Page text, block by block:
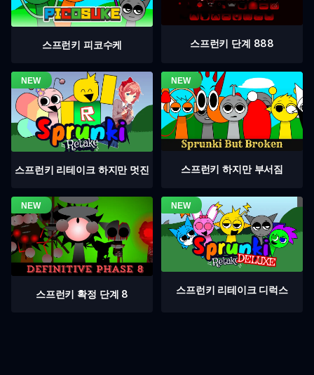
스프런키 피코수케 스프런키 단계 888
스프런키 리테이크 하지만 멋진 스프런키 하지만 부서짐
스프런키 확정 단계 8 스프런키 리테이크 디럭스